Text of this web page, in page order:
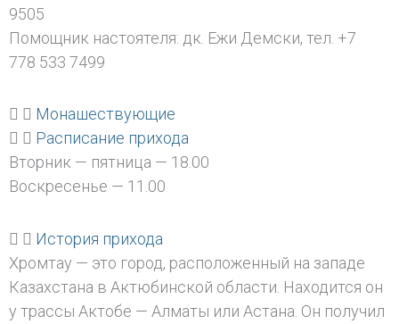
9505
Помощник настоятеля: дк. Ежи Демски, тел. +7
778 533 7499
Монашествующие
Расписание прихода
Вторник — пятница — 18.00
Воскресенье — 11.00
История прихода
Хромтау — это город, расположенный на западе
Казахстана в Актюбинской области. Находится он
у трассы Актобе — Алматы или Астана. Он получил